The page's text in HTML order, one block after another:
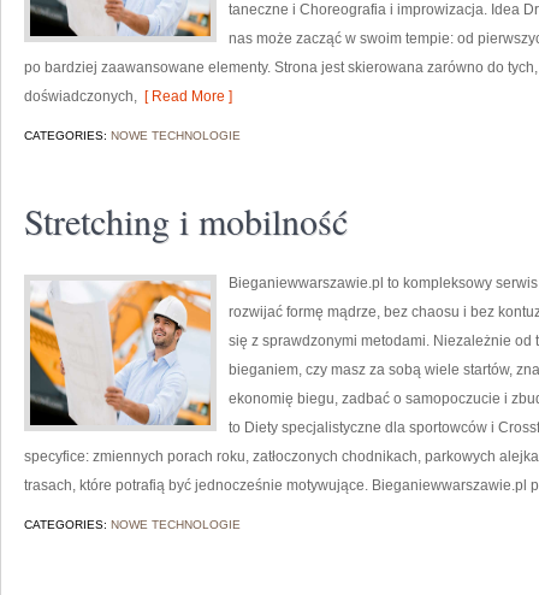
taneczne i Choreografia i improwizacja. Idea
nas może zacząć w swoim tempie: od
po bardziej zaawansowane elementy. Strona jest skierowana zarówno do
doświadczonych, [ Read More ]
CATEGORIES: NOWE TECHNOLOGIE
Stretching i mobilność
Bieganiewwarszawie.pl to kompleksowy
rozwijać formę mądrze, bez chaosu i bez
się z sprawdzonymi metodami. Niezależnie
bieganiem, czy masz za sobą wiele startów,
ekonomię biegu, zadbać o samopoczucie i
to Diety specjalistyczne dla sportowców i
specyfice: zmiennych porach roku, zatłoczonych chodnikach, parkowych
trasach, które potrafią być jednocześnie motywujące. Bieganiewwarszawie.pl
CATEGORIES: NOWE TECHNOLOGIE